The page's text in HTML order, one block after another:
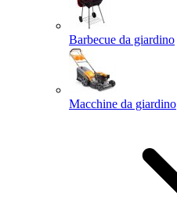
Barbecue da giardino
Macchine da giardino